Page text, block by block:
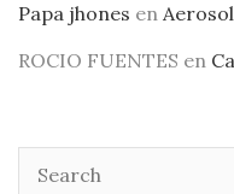
Papa jhones en
ROCIO FUENTES en